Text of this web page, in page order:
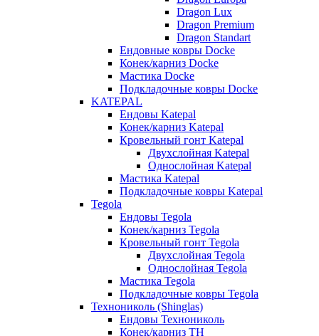
Dragon Lux
Dragon Premium
Dragon Standart
Ендовные ковры Docke
Конек/карниз Docke
Мастика Docke
Подкладочные ковры Docke
KATEPAL
Ендовы Katepal
Конек/карниз Katepal
Кровельный гонт Katepal
Двухслойная Katepal
Однослойная Katepal
Мастика Katepal
Подкладочные ковры Katepal
Tegola
Ендовы Tegola
Конек/карниз Tegola
Кровельный гонт Tegola
Двухслойная Tegola
Однослойная Tegola
Мастика Tegola
Подкладочные ковры Tegola
Технониколь (Shinglas)
Ендовы Технониколь
Конек/карниз ТН